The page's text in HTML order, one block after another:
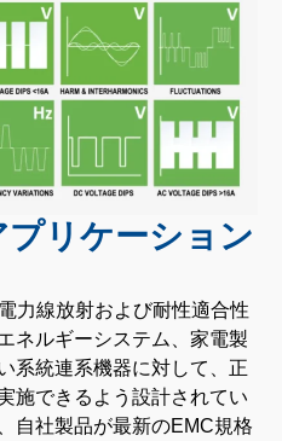
リケーション
力線放射および耐性適合性
ネルギーシステム、家電製
系統連系機器に対して、正
施できるよう設計されてい
自社製品が最新のEMC規格